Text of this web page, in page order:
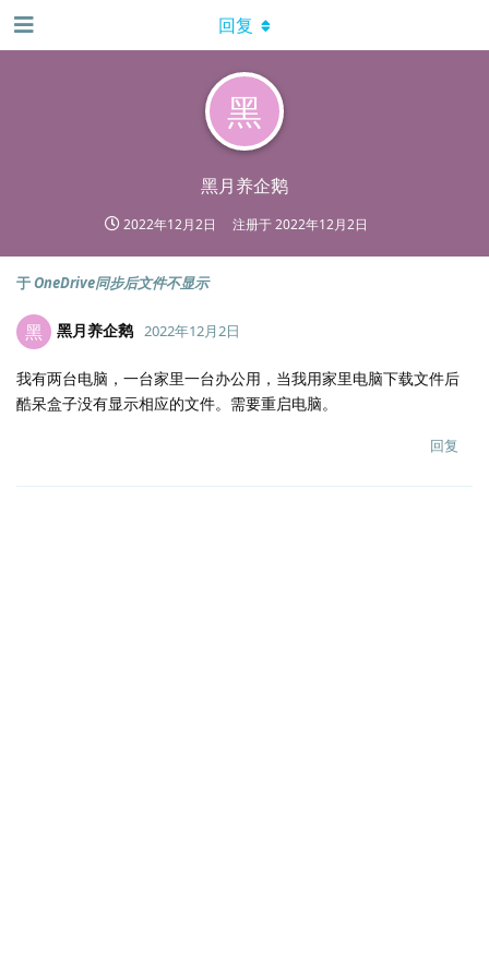
黑
黑月养企鹅
2022年12月2日 注册于2022年12月2日
回复
于OneDrive同步后文件不显示
黑 黑月养企鹅 2022年12月2日
我有两台电脑，一台家里一台办公用，当我用家里电脑下载文件后
酷呆盒子没有显示相应的文件。需要重启电脑。
回复